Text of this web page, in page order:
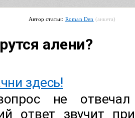
Автор статьи: Roman Den (анкета)
алени?
здесь!
не отвечал
ответ звучит